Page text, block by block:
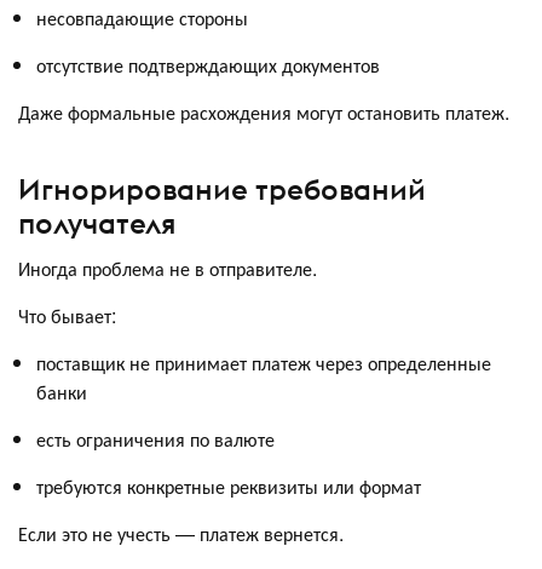
несовпадающие стороны
отсутствие подтверждающих документов
Даже формальные расхождения могут остановить платеж.
Игнорирование требований
получателя
Иногда проблема не в отправителе.
Что бывает:
поставщик не принимает платеж через определенные
банки
есть ограничения по валюте
требуются конкретные реквизиты или формат
Если это не учесть — платеж вернется.